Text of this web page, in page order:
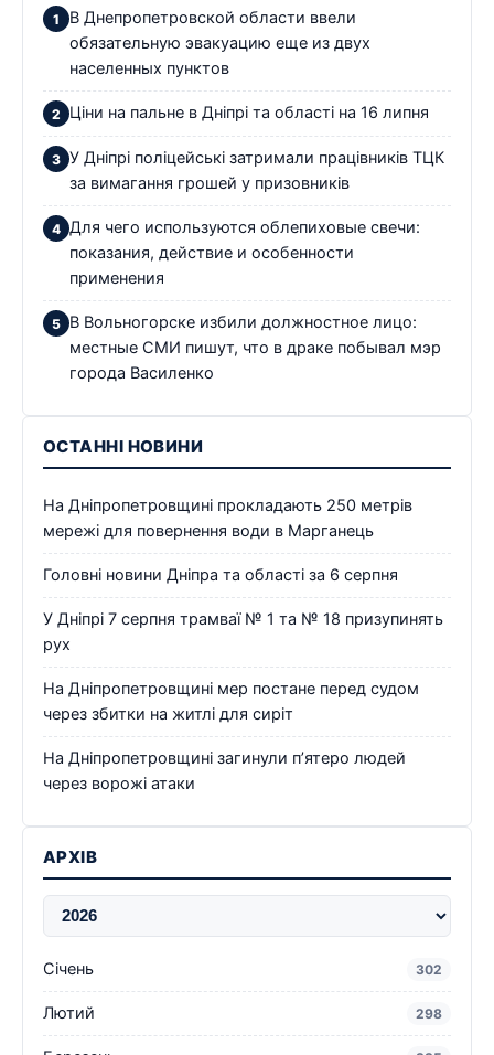
В Днепропетровской области ввели
обязательную эвакуацию еще из двух
населенных пунктов
Ціни на пальне в Дніпрі та області на 16 липня
У Дніпрі поліцейські затримали працівників ТЦК
за вимагання грошей у призовників
Для чего используются облепиховые свечи:
показания, действие и особенности
применения
В Вольногорске избили должностное лицо:
местные СМИ пишут, что в драке побывал мэр
города Василенко
ОСТАННІ НОВИНИ
На Дніпропетровщині прокладають 250 метрів
мережі для повернення води в Марганець
Головні новини Дніпра та області за 6 серпня
У Дніпрі 7 серпня трамваї № 1 та № 18 призупинять
рух
На Дніпропетровщині мер постане перед судом
через збитки на житлі для сиріт
На Дніпропетровщині загинули п’ятеро людей
через ворожі атаки
АРХІВ
Січень 302
Лютий 298